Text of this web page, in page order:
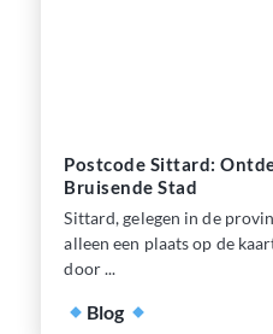
Postcode Sittard:
Bruisende Stad
Sittard, gelegen in de
alleen een plaats op de
door ...
Blog